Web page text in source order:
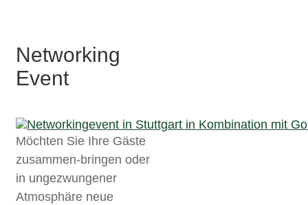
Networking
Event
Möchten Sie Ihre Gäste
zusammen-bringen oder
in ungezwungener
Atmosphäre neue